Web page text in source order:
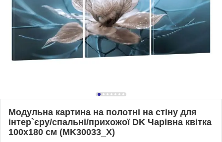
Модульна картина на полотні на стіну для
інтер`єру/спальні/прихожої DK Чарівна квітка
100x180 см (MK30033_X)